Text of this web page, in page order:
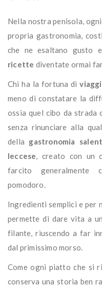
Nella nostra penisola,
propria gastronomia,
che ne esaltano gusto
ricette diventate ormai
Chi ha la fortuna di
meno di constatare la
ossia quel cibo da strada
senza rinunciare alla
della gastronomia
leccese, creato con un
farcito generalmente
pomodoro.
Ingredienti semplici e per
permette di dare vita a
filante, riuscendo a far
dal primissimo morso.
Come ogni piatto che si
conserva una storia ben